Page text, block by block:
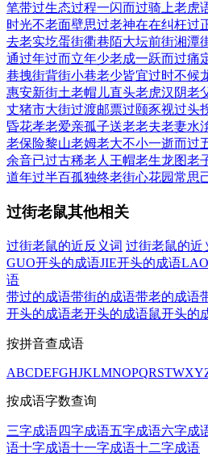
笔带过生态过程一闪而过骑上老虎
时光不老面壁思过老神在在纠枉过
去老实圪蛋街衢巷陌大坛前街湘潭
通过年过而立年少老成一跃而过痛
巷拽街背街小巷老少皆宜过时不候
惠安新街土老帽儿直头老虎汉阴老
丈猪市大街过渡邮票过颐豕视过头
昏花孝老爱亲孤子送老老夫老妻水
老保险黎山老姆老大不小一逝而过
余音已过古稀老人 王帽老生龙图老
道年过半百孤独终老街心花园常思
过街老鼠其他相关
过街老鼠的近反义词 过街老鼠的近
GUO开头的成语JIE开头的成语
语
带过的成语带街的成语带老的成语
开头的成语老开头的成语鼠开头的
按拼音查成语
ABCDEFGHJKLMNOPQRSTWXY
按成语字数查询
三字成语四字成语五字成语六字成
语十字成语十一字成语十二字成语